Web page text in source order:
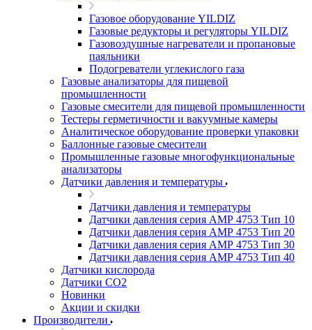
Газовое оборудование YILDIZ
Газовые редукторы и регуляторы YILDIZ
Газовоздушные нагреватели и пропановые
паяльники
Подогреватели углекислого газа
Газовые анализаторы для пищевой
промышленности
Газовые смесители для пищевой промышленности
Тестеры герметичности и вакуумные камеры
Аналитическое оборудование проверки упаковки
Баллонные газовые смесители
Промышленные газовые многофункциональные
анализаторы
Датчики давления и температуры
Датчики давления и температуры
Датчики давления серия АМР 4753 Тип 10
Датчики давления серия АМР 4753 Тип 20
Датчики давления серия АМР 4753 Тип 30
Датчики давления серия АМР 4753 Тип 40
Датчики кислорода
Датчики CO2
Новинки
Акции и скидки
Производители